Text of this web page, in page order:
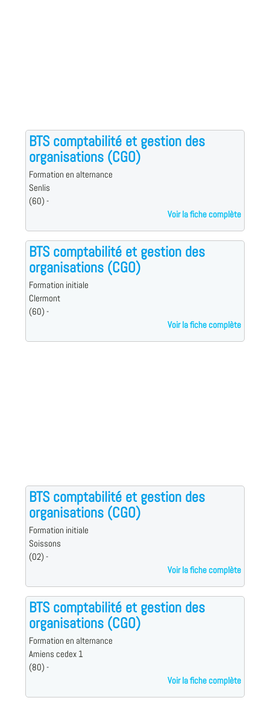
BTS comptabilité et gestion des
organisations (CGO)
Formation en alternance
Senlis
(60) -
Voir la fiche complète
BTS comptabilité et gestion des
organisations (CGO)
Formation initiale
Clermont
(60) -
Voir la fiche complète
BTS comptabilité et gestion des
organisations (CGO)
Formation initiale
Soissons
(02) -
Voir la fiche complète
BTS comptabilité et gestion des
organisations (CGO)
Formation en alternance
Amiens cedex 1
(80) -
Voir la fiche complète